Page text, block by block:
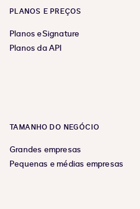
PLANOS E PREÇOS
Planos eSignature
Planos da API
TAMANHO DO NEGÓCIO
Grandes empresas
Pequenas e médias empresas